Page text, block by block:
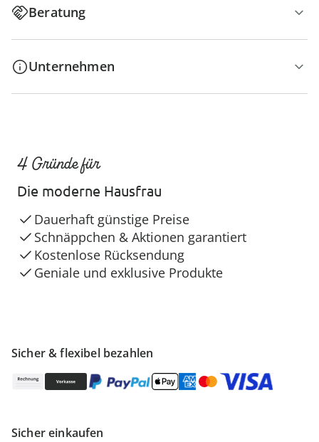
Beratung
Unternehmen
Sicher & flexibel bezahlen
Sicher einkaufen
4 Gründe für
Die moderne Hausfrau
Dauerhaft günstige Preise
Schnäppchen & Aktionen garantiert
Kostenlose Rücksendung
Geniale und exklusive Produkte